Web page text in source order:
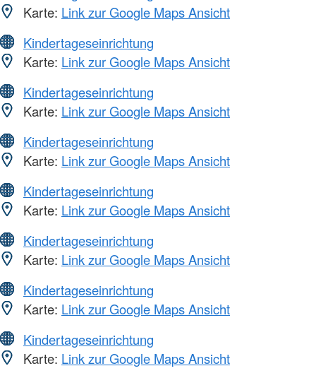
Karte: Link zur Google Maps Ansicht
Kindertageseinrichtung
Karte: Link zur Google Maps Ansicht
Kindertageseinrichtung
Karte: Link zur Google Maps Ansicht
Kindertageseinrichtung
Karte: Link zur Google Maps Ansicht
Kindertageseinrichtung
Karte: Link zur Google Maps Ansicht
Kindertageseinrichtung
Karte: Link zur Google Maps Ansicht
Kindertageseinrichtung
Karte: Link zur Google Maps Ansicht
Kindertageseinrichtung
Karte: Link zur Google Maps Ansicht